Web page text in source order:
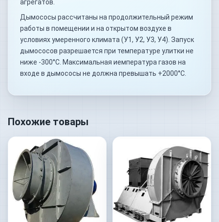
агрегатов.
Дымососы рассчитаны на продолжительный режим
работы в помещении и на открытом воздухе в
условиях умеренного климата (У1, У2, У3, У4). Запуск
дымососов разрешается при температуре улитки не
ниже -300°С. Максимальная иемпература газов на
входе в дымососы не должна превышать +2000°С.
Похожие товары